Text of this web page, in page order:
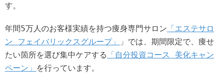
す。
年間5万人のお客様実績を持つ痩身専門サロン 「エステサロ
ン フェイバリックスグループ」
」では、期間限定で、痩せ
たい箇所を選び集中ケアする 「自分投資コース 美化キャン
ペーン」 を行っています。